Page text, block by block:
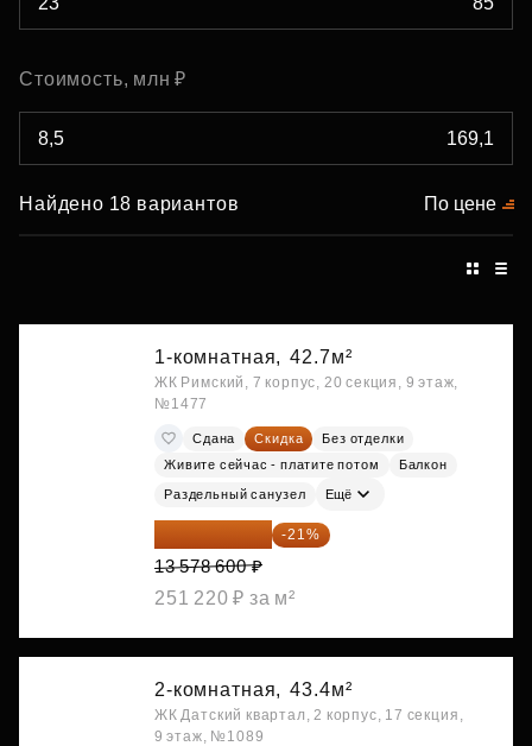
Стоимость, млн ₽
Найдено 18 вариантов По цене
1-комнатная, 42.7м²
ЖК Римский, 7 корпус, 20 секция, 9 этаж,
№1477
Сдана Скидка
Без отделки
Живите сейчас - платите потом
Балкон
Раздельный санузел Ещё
10 727 094 ₽ -21%
13 578 600 ₽
251 220 ₽ за м²
2-комнатная, 43.4м²
ЖК Датский квартал, 2 корпус, 17 секция,
9 этаж, №1089